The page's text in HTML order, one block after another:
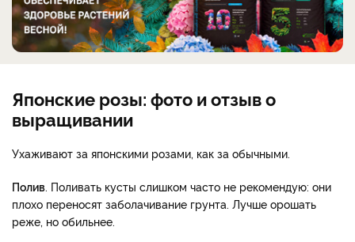
Японские розы: фото и отзыв о
выращивании
Ухаживают за японскими розами, как за обычными.
Полив. Поливать кусты слишком часто не рекомендую: они
плохо переносят заболачивание грунта. Лучше орошать
реже, но обильнее.